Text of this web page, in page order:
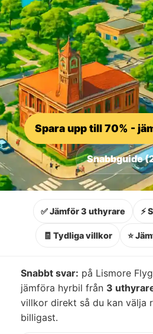
Spara upp till 70% -
Snabbguide
✅ Jämför 3 uthyrare ⚡
🧾 Tydliga villkor ⭐
Snabbt svar: på Lismore
jämföra hyrbil från 3
villkor direkt så du kan välja
billigast.